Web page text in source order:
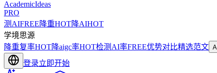
AcademicIdeas
PRO
测AIFREE 降重HOT降AIHOT
学境思源
降重复率HOT降aigc率HOT检测AI率FREE优势对比精选范文
登录立即开始